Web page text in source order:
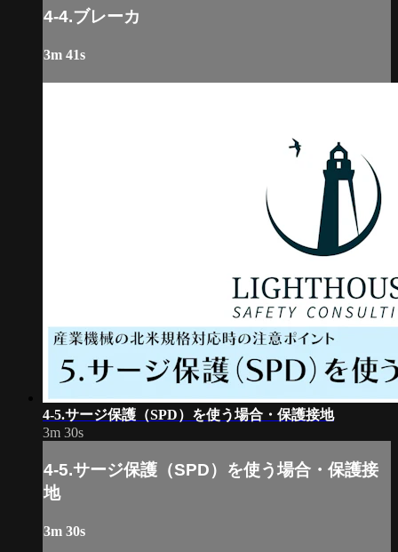
4-4.ブレーカ
3m 41s
4-5.サージ保護（SPD）を使う場合・保護接地
3m 30s
4-5.サージ保護（SPD）を使う場合・保護接
地
3m 30s